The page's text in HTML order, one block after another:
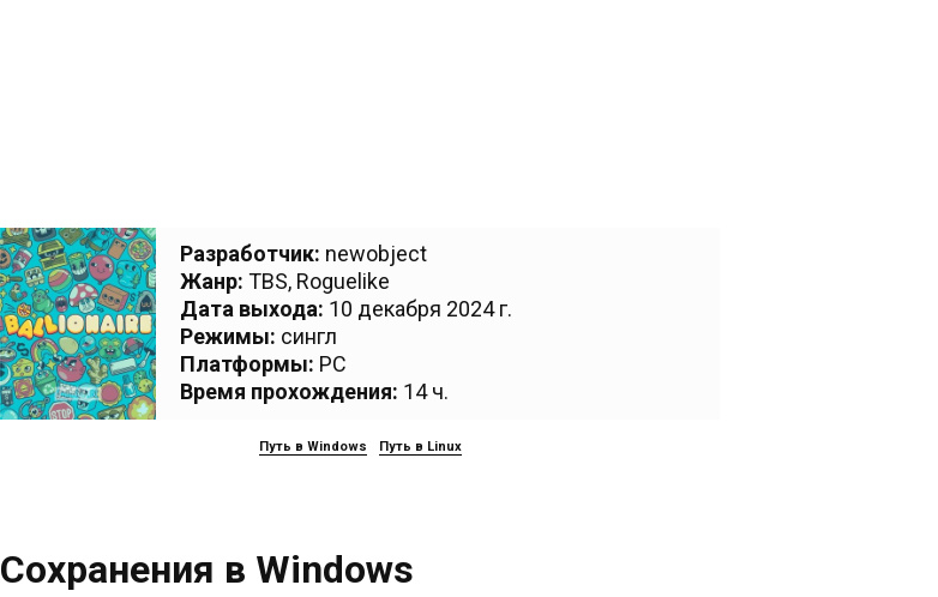
Разработчик: newobject
Жанр: TBS, Roguelike
Дата выхода: 10 декабря 2024 г.
Режимы: сингл
Платформы: PC
Время прохождения: 14 ч.
Путь в Windows Путь в Linux
Сохранения в Windows